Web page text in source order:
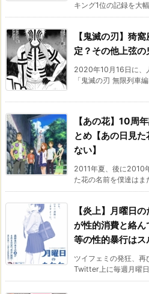
キング1位の記録を大
【鬼滅の刃】猗
定？その他上弦の
2020年10月16日に、
「鬼滅の刃 無限列車
【あの花】10周
とめ【あの日見
ない】
2011年夏、後に2010
た花の名前を僕達はま
【炎上】月曜日
が性的消費と絡
等の性的暴行はス
ツイフェミの発狂、
Twitter上に毎週月曜